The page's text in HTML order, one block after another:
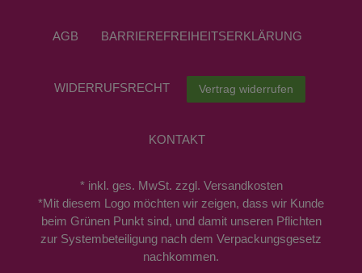
AGB BARRIEREFREIHEITSERKLÄRUNG
WIDERRUFS­RECHT Vertrag widerrufen
KONTAKT
* inkl. ges. MwSt. zzgl. Versandkosten
*Mit diesem Logo möchten wir zeigen, dass wir Kunde
beim Grünen Punkt sind, und damit unseren Pflichten
zur Systembeteiligung nach dem Verpackungsgesetz
nachkommen.